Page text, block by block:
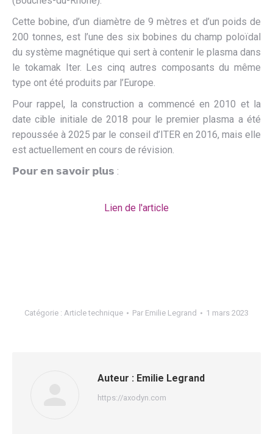
Cette bobine, d’un diamètre de 9 mètres et d’un poids de
200 tonnes, est l’une des six bobines du champ poloïdal
du système magnétique qui sert à contenir le plasma dans
le tokamak Iter. Les cinq autres composants du même
type ont été produits par l’Europe.
Pour rappel, la construction a commencé en 2010 et la
date cible initiale de 2018 pour le premier plasma a été
repoussée à 2025 par le conseil d’ITER en 2016, mais elle
est actuellement en cours de révision.
𝗣𝗼𝘂𝗿 𝗲𝗻 𝘀𝗮𝘃𝗼𝗶𝗿 𝗽𝗹𝘂𝘀 :
Lien de l'article
Catégorie : Article technique Par Emilie Legrand 1 mars 2023
Auteur : Emilie Legrand
https://axodyn.com